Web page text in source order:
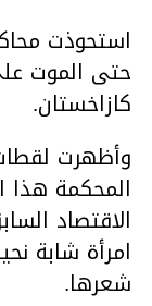
استحوذت
حتى الموت
كازاخستان.
وأظهرت
المحكمة هذا
الاقتصاد
امرأة شابة
شعرها.